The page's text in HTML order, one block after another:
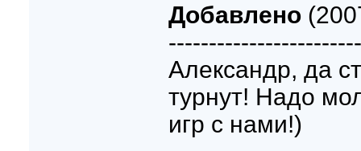
Добавлено
Александр, да
турнут! Надо
игр с нами!)